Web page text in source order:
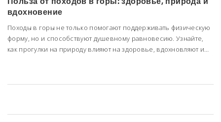
вдохновение
Походы в горы не только помогают поддерживать физическую
форму, но и способствуют душевному равновесию. Узнайте,
как прогулки на природу влияют на здоровье, вдохновляют и